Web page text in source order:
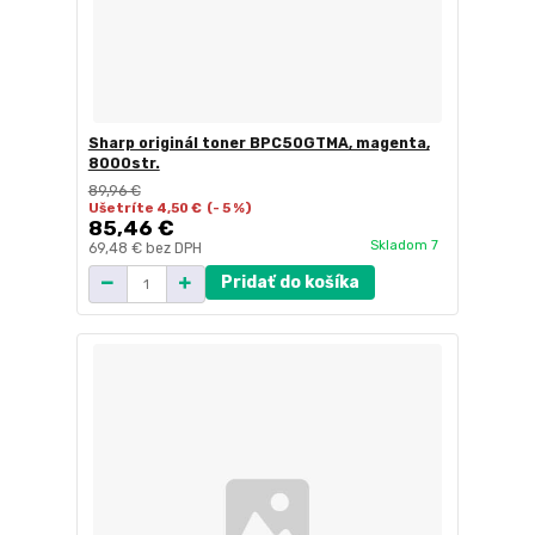
Sharp originál toner BPC50GTMA, magenta,
8000str.
89,96 €
Ušetríte 4,50 € (- 5 %)
85,46 €
69,48 € bez DPH Skladom 7
Pridať do košíka